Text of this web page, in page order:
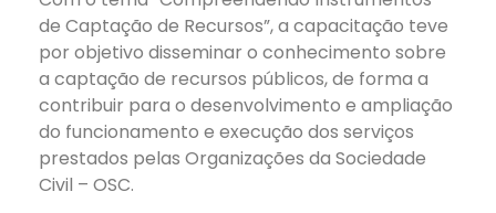
de Captação de Recursos”, a capacitação teve
por objetivo disseminar o conhecimento sobre
a captação de recursos públicos, de forma a
contribuir para o desenvolvimento e ampliação
do funcionamento e execução dos serviços
prestados pelas Organizações da Sociedade
Civil – OSC.